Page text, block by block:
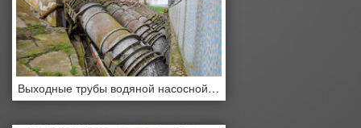
Выходные трубы водяной насосной станции.